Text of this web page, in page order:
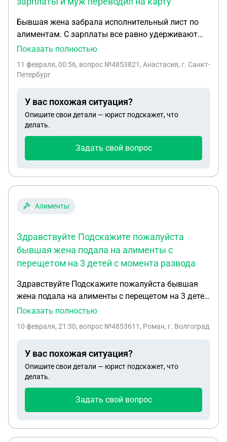
Бывшая жена забрала исполнительный лист по
алиментам. С зарплаты все равно удерживают
долг по алиментам и сами алименты. Муж
алименты вычитали с зарплаты и муж переводил
Показать полностью
11 февраля, 00:56, вопрос №4853821, Анастасия, г. Санкт-
Петербург
У вас похожая ситуация?
Опишите свои детали — юрист подскажет, что
делать.
Задать свой вопрос
Алименты
Здравствуйте Подскажите пожалуйста
бывшая жена подала на алименты с
перещетом на 3 детей с момента развода
Здравствуйте Подскажите пожалуйста бывшая
жена подала на алименты с перещетом на 3 детей
с момента развода развелись мы в 2022 году но
нет подтверждения что я выплачивал алименты
года после года проживания с ней я с 2023 года
делал ей ежемесячные плотяжи так как мы с ней
договорились устно Имеет ли она право подавать
участвовал в жизни детей.И как мне в этой
Показать полностью
10 февраля, 21:30, вопрос №4853611, Роман, г. Волгоград
У вас похожая ситуация?
Опишите свои детали — юрист подскажет, что
делать.
Задать свой вопрос